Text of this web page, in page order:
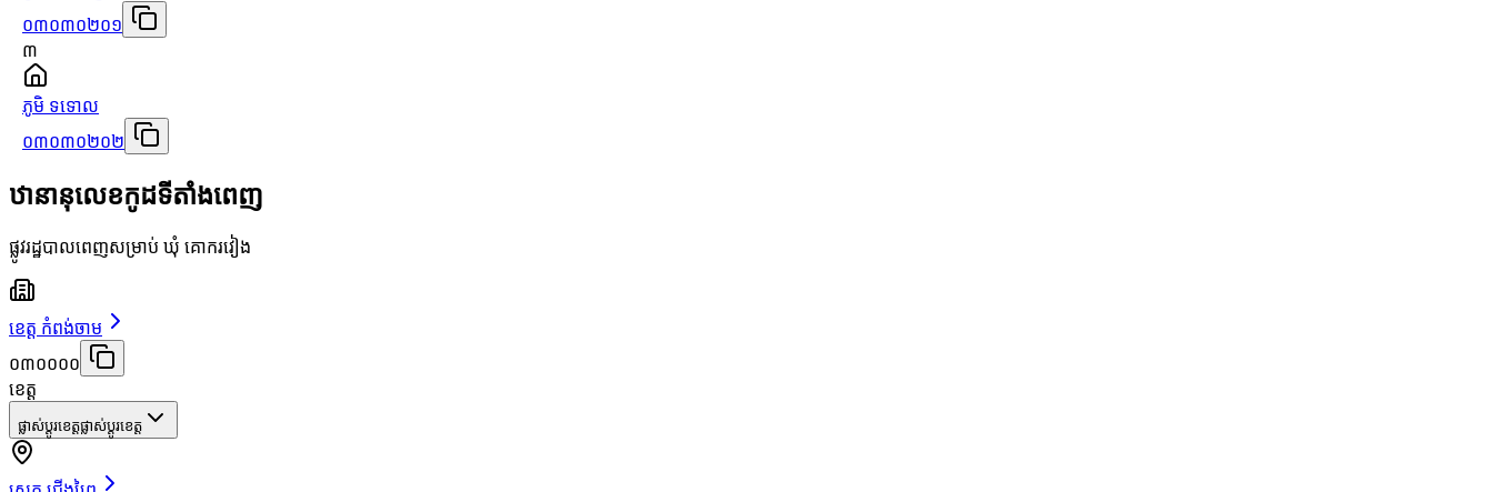
០៣០៣០២០១
៣
ភូមិ ទទោល
០៣០៣០២០២
ឋានានុលេខកូដទីតាំងពេញ
ផ្លូវរដ្ឋបាលពេញសម្រាប់ ឃុំ គោករវៀង
ខេត្ត កំពង់ចាម
០៣០០០០
ខេត្ត
ផ្លាស់ប្តូរខេត្តផ្លាស់ប្តូរខេត្ត